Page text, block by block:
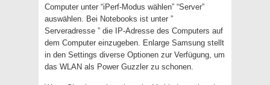
Computer unter “iPerf-Modus wählen” “Server”
auswählen. Bei Notebooks ist unter ”
Serveradresse ” die IP-Adresse des Computers auf
dem Computer einzugeben. Enlarge Samsung stellt
in den Settings diverse Optionen zur Verfügung, um
das WLAN als Power Guzzler zu schonen.